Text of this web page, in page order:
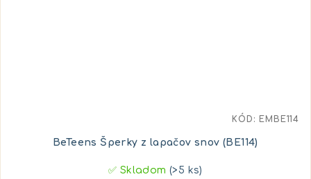
BeTeens Šperky z lapačov snov (BE114)
✅ Skladom(>5 ks)
KÓD: EMBE114